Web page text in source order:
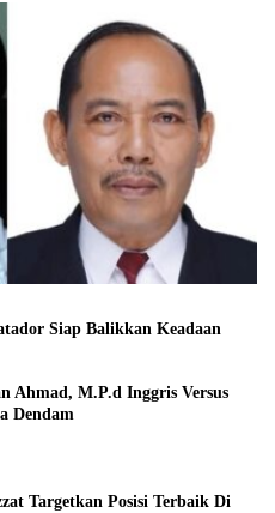
Siap Balikkan Keadaan
Ahmad, M.P.d Inggris Versus
Dendam
Targetkan Posisi Terbaik Di